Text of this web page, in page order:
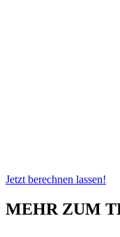
Jetzt berechnen lassen!
MEHR ZUM